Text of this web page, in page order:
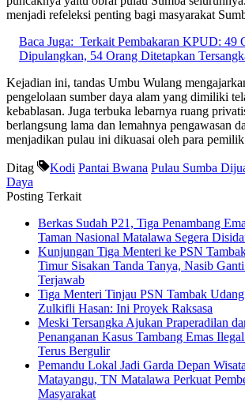
menjadi refeleksi penting bagi masyarakat
Baca Juga: Terkait Pembakaran KPUD: 49
Dipulangkan, 54 Orang Ditetapkan
Kejadian ini, tandas Umbu Wulang
pengelolaan sumber daya alam yang dimiliki
kebablasan. Juga terbuka lebarnya ruang
berlangsung lama dan lemahnya pengawasan
menjadikan pulau ini dikuasai oleh para
Ditag Kodi Pantai Bwana Pulau Sumba
Daya
Posting Terkait
Berkas Sudah P21, Tiga Penambang
Taman Nasional Matalawa Segera
Kunjungan Tiga Menteri ke PSN
Timur Sisakan Tanda Tanya, Nasib
Terjawab
Tiga Menteri Tinjau PSN Tambak
Zulkifli Hasan: Ini Proyek Raksasa
Meski Tersangka Ajukan Praperadilan
Penanganan Kasus Tambang Emas
Terus Bergulir
Pemandu Lokal Jadi Garda Depan
Matayangu, TN Matalawa Perkuat
Masyarakat